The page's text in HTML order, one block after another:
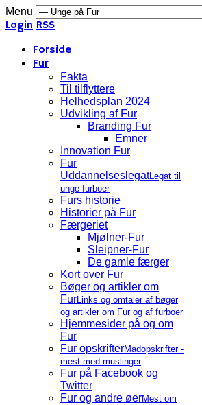
Menu
Login RSS
Forside
Fur
Fakta
Til tilflyttere
Helhedsplan 2024
Udvikling af Fur
Branding Fur
Emner
Innovation Fur
Fur
UddannelseslegatLegat til
unge furboer
Furs historie
Historier på Fur
Færgeriet
Mjølner-Fur
Sleipner-Fur
De gamle færger
Kort over Fur
Bøger og artikler om
FurLinks og omtaler af bøger
og artikler om Fur og af furboer
Hjemmesider på og om
Fur
Fur opskrifterMadopskrifter -
mest med muslinger
Fur på Facebook og
Twitter
Fur og andre øerMest om